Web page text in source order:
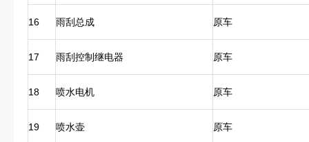
16 雨刮总成 原车
17 雨刮控制继电器 原车
18 喷水电机 原车
19 喷水壶 原车